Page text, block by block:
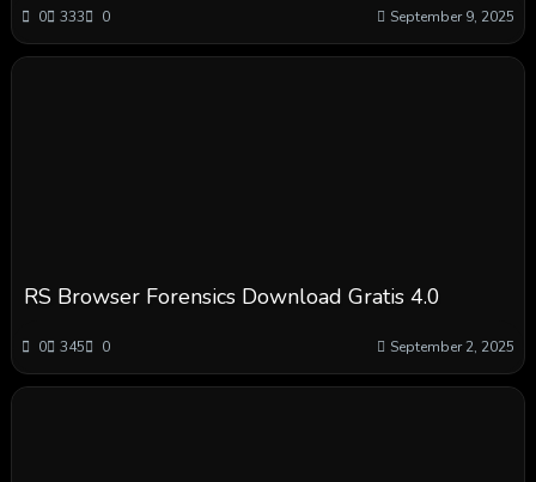
0 333 0 September 9, 2025
RS Browser Forensics Download Gratis 4.0
0 345 0 September 2, 2025